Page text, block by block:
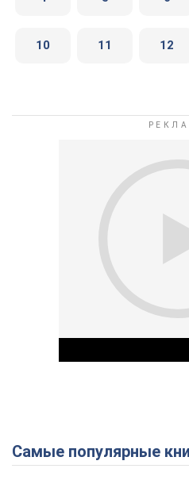
10 11 12
Самые популярные